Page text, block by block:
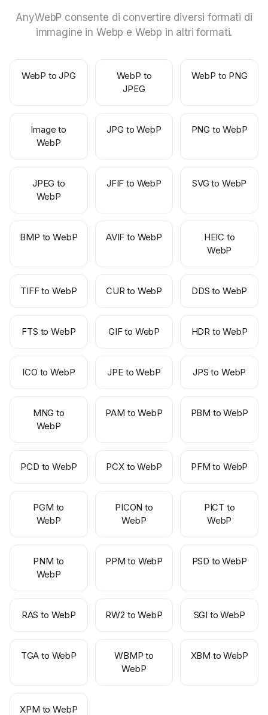
AnyWebP consente di convertire diversi formati di
immagine in Webp e Webp in altri formati.
WebP to JPG
WebP to
JPEG
WebP to PNG
Image to
WebP
JPG to WebP PNG to WebP
JPEG to
WebP
JFIF to WebP SVG to WebP
BMP to WebP AVIF to WebP
HEIC to
WebP
TIFF to WebP CUR to WebP DDS to WebP
FTS to WebP GIF to WebP HDR to WebP
ICO to WebP JPE to WebP JPS to WebP
MNG to
WebP
PAM to WebP PBM to WebP
PCD to WebP PCX to WebP PFM to WebP
PGM to
WebP
PICON to
WebP
PICT to
WebP
PNM to
WebP
PPM to WebP PSD to WebP
RAS to WebP RW2 to WebP SGI to WebP
TGA to WebP
WBMP to
WebP
XBM to WebP
XPM to WebP